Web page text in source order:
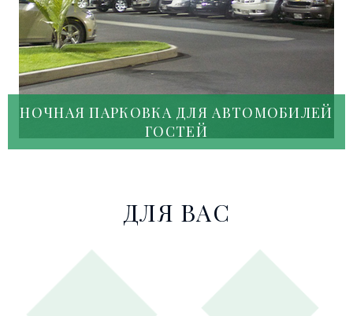
НОЧНАЯ ПАРКОВКА ДЛЯ АВТОМОБИЛЕЙ
ГОСТЕЙ
ДЛЯ ВАС